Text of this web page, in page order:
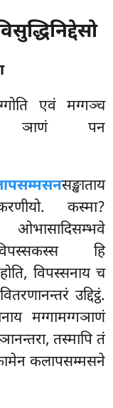
एवं मग्गञ्च
ञाणं पन
सङ्खाताय
कस्मा?
हि
विपस्सनाय च
उद्दिट्ठं.
मग्गामग्गञाणं
तस्मापि तं
कलापसम्मसने